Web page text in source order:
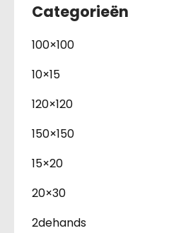
Categorieën
100×100
10×15
120×120
150×150
15×20
20×30
2dehands